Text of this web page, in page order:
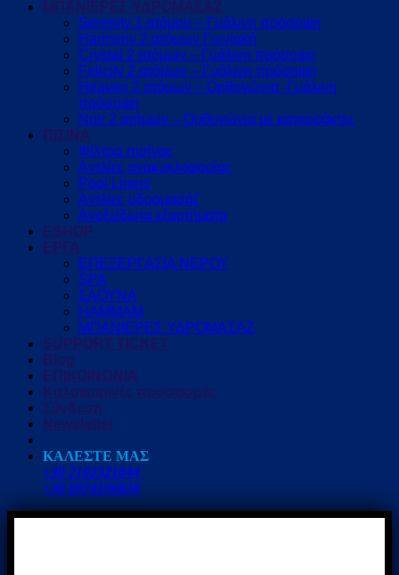
ΜΠΑΝΙΕΡΕΣ ΥΔΡΟΜΑΣΑΖ
Serenity 1 ατόμου – Γυάλινη πρόσοψη
Harmony 2 ατόμων Γωνιακή
Crystal 2 ατόμων – Γυάλινη πρόσοψη
Felicity 2 ατόμων – Γυάλινη πρόσοψη
Heaven 2 ατόμων – Ορθογώνια -Γυάλινη
πρόσοψη
Noir 2 ατόμων – Ορθογώνια με καταρράκτες
ΠΙΣΙΝΑ
Φίλτρα πισίνας
Αντλίες ανακυκλοφορίας
Pool Liners
Αντλίες υδρομασάζ
Ανοξείδωτα εξαρτήματα
ESHOP
ΕΡΓΑ
ΕΠΕΞΕΡΓΑΣΙΑ ΝΕΡΟΥ
SPA
ΣΑΟΥΝΑ
HAMMAM
ΜΠΑΝΙΕΡΕΣ ΥΔΡΟΜΑΣΑΖ
SUPPORT TICKET
Blog
ΕΠΙΚΟΙΝΩΝΙΑ
Καλοκαιρινές προσφορές
Σύνδεση
Newsletter
ΚΑΛΕΣΤΕ ΜΑΣ
+30 2102321044
+30 6974196828